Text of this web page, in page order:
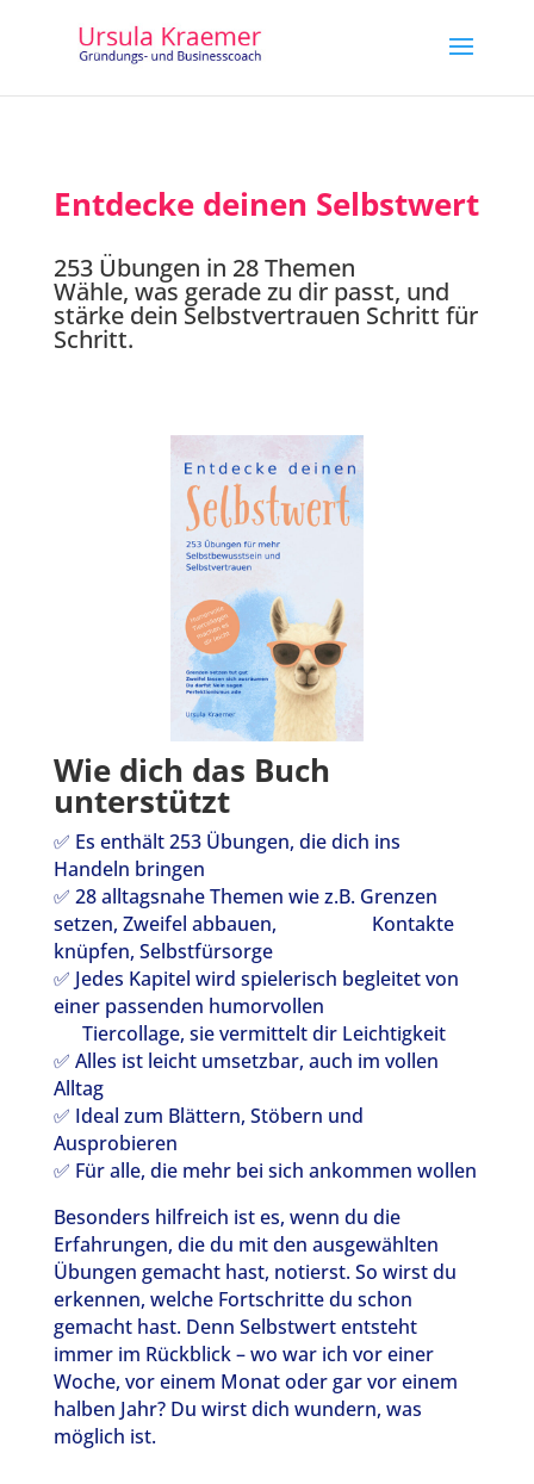
Entdecke deinen Selbstwert
253 Übungen in 28 Themen
Wähle, was gerade zu dir passt, und
stärke dein Selbstvertrauen Schritt für
Schritt.
Wie dich das Buch
unterstützt
✅ Es enthält 253 Übungen, die dich ins
Handeln bringen
✅ 28 alltagsnahe Themen wie z.B. Grenzen
setzen, Zweifel abbauen, Kontakte
knüpfen, Selbstfürsorge
✅ Jedes Kapitel wird spielerisch begleitet von
einer passenden humorvollen
Tiercollage, sie vermittelt dir Leichtigkeit
✅ Alles ist leicht umsetzbar, auch im vollen
Alltag
✅ Ideal zum Blättern, Stöbern und
Ausprobieren
✅ Für alle, die mehr bei sich ankommen wollen
Besonders hilfreich ist es, wenn du die
Erfahrungen, die du mit den ausgewählten
Übungen gemacht hast, notierst. So wirst du
erkennen, welche Fortschritte du schon
gemacht hast. Denn Selbstwert entsteht
immer im Rückblick – wo war ich vor einer
Woche, vor einem Monat oder gar vor einem
halben Jahr? Du wirst dich wundern, was
möglich ist.